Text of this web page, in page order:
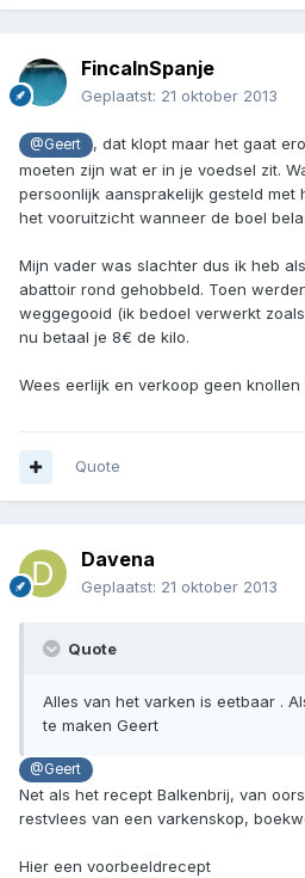
FincaInSpanje
Geplaatst: 21 oktober 2013
@Geert
, dat klopt maar het gaat
moeten zijn wat er in je voedsel zit.
persoonlijk aansprakelijk gesteld met
het vooruitzicht wanneer de boel
Mijn vader was slachter dus ik heb
abattoir rond gehobbeld. Toen
weggegooid (ik bedoel verwerkt
nu betaal je 8€ de kilo.
Wees eerlijk en verkoop geen
Quote
Davena
Geplaatst: 21 oktober 2013
Quote
Alles van het varken is eetbaar .
te maken Geert
@Geert
Net als het recept Balkenbrij, van
restvlees van een varkenskop,
Hier een voorbeeldrecept